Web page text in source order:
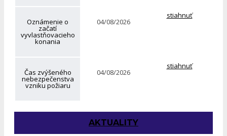
Oznámenie o
začatí
vyvlastňovacieho
konania
04/08/2026
stiahnuť
Čas zvýšeného
nebezpečenstva
vzniku požiaru
04/08/2026
stiahnuť
AKTUALITY